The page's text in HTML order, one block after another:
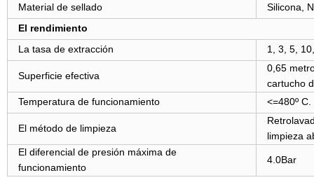
Material de sellado
Silicona,
El rendimiento
La tasa de extracción
1, 3, 5,
Superficie efectiva
0,65
cartucho
Temperatura de funcionamiento
<=480º C.
El método de limpieza
limpieza
El diferencial de presión máxima de
funcionamiento
4.0Bar